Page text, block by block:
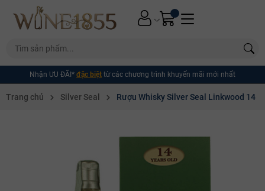
Nhận ƯU ĐÃI* đặc biệt từ các chương trình khuyến mãi mới nhất
Trang chủ Silver Seal Rượu Whisky Silver Seal Linkwood 14